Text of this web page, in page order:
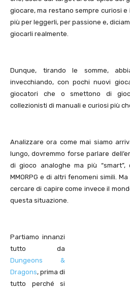
giocare, ma restano sempre curiosi
più per leggerli, per passione e,
giocarli realmente.
Dunque, tirando le somme,
invecchiando, con pochi nuovi
giocatori che o smettono di
collezionisti di manuali e curiosi più
Analizzare ora come mai siamo
lungo, dovremmo forse parlare
di gioco analoghe ma più
MMORPG e di altri fenomeni simili.
cercare di capire come invece il
questa situazione.
Partiamo innanzi
tutto da
Dungeons &
Dragons, prima di
tutto perché si